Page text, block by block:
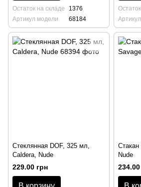
Остаток на складе
1376
Артикул модели
68184
Стеклянная DOF, 325 мл,
Caldera, Nude
229.00 грн
Nude